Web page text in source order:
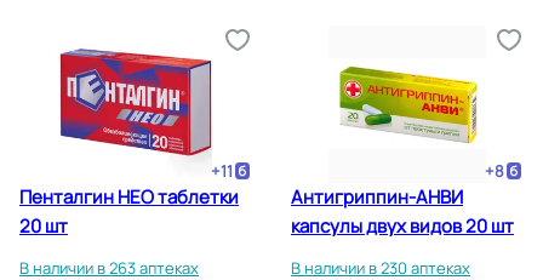
+11
Пенталгин НЕО таблетки
20 шт
В наличии в 263 аптеках
+8
Антигриппин-АНВИ
капсулы двух видов 20 шт
В наличии в 230 аптеках